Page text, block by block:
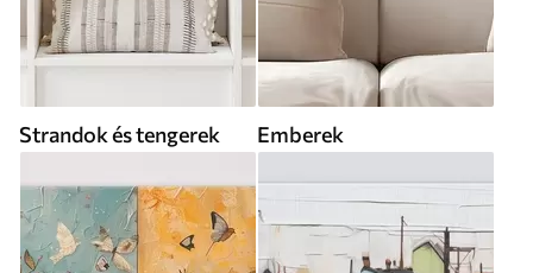
Strandok és tengerek Emberek